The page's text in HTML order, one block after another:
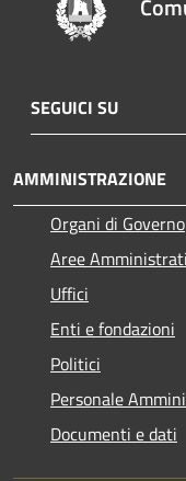
SEGUICI SU
AMMINISTRAZIONE
Organi di Governo
Aree
Uffici
Enti e fondazioni
Politici
Personale
Documenti e dati